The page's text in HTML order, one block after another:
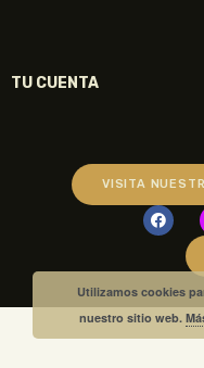
TU CUENTA
VISITA
Utilizamos cookies
nuestro sitio web.